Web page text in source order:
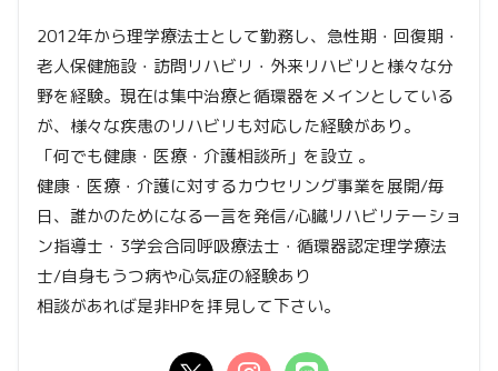
2012年から理学療法士として勤務し、急性期・回復期・
老人保健施設・訪問リハビリ・外来リハビリと様々な分
野を経験。現在は集中治療と循環器をメインとしている
が、様々な疾患のリハビリも対応した経験があり。
「何でも健康・医療・介護相談所」を設立 。
健康・医療・介護に対するカウセリング事業を展開/毎
日、誰かのためになる一言を発信/心臓リハビリテーショ
ン指導士・3学会合同呼吸療法士・循環器認定理学療法
士/自身もうつ病や心気症の経験あり
相談があれば是非HPを拝見して下さい。